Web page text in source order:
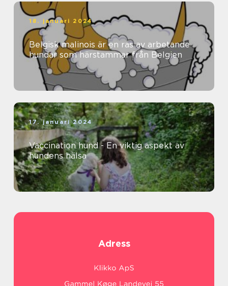
18. januari 2024
Belgisk malinois är en ras av arbetande
hundar som härstammar från Belgien
17. januari 2024
Vaccination hund - En viktig aspekt av
hundens hälsa
Adress